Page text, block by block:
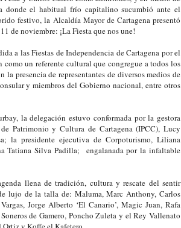
donde el habitual frío capitalino sucumbió ante el
festivo, la Alcaldía Mayor de Cartagena presentó
de noviembre: ¡La Fiesta que nos une!
a las Fiestas de Independencia de Cartagena por el
un referente cultural que congregue a todos los
presencia de representantes de diversos medios de
y miembros del Gobierno nacional, entre otros
la delegación estuvo conformada por la gestora
Patrimonio y Cultura de Cartagena (IPCC), Lucy
la presidente ejecutiva de Corpoturismo, Liliana
Tatiana Silva Padilla; engalanada por la infaltable
llena de tradición, cultura y rescate del sentir
lujo de la talla de: Maluma, Marc Anthony, Carlos
Jorge Alberto ‘El Canario’, Magic Juan, Rafa
de Gamero, Poncho Zuleta y el Rey Vallenato